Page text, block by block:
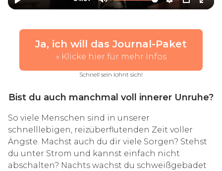
Ja, ich will das Journal-Paket
» Klicke hier für mehr Infos
Schnell sein lohnt sich!
Bist du auch manchmal voll innerer Unruhe?
So viele Menschen sind in unserer
schnelllebigen, reizüberflutenden Zeit voller
Ängste. Machst auch du dir viele Sorgen? Stehst
du unter Strom und kannst einfach nicht
abschalten? Nachts wachst du schweißgebadet